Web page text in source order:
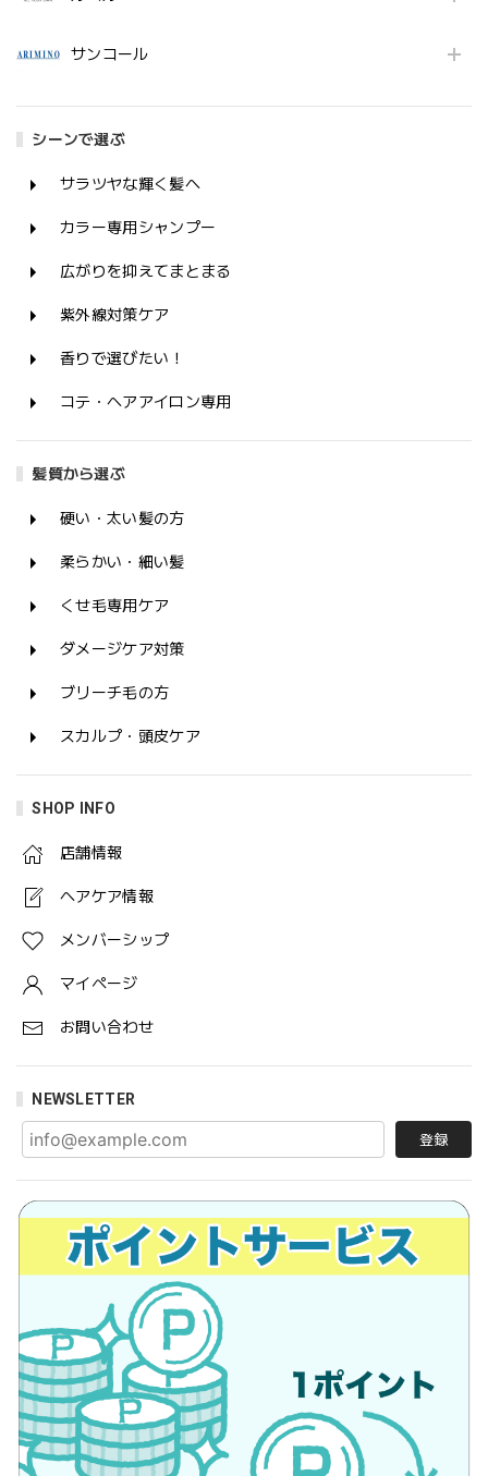
サンコール
シーンで選ぶ
サラツヤな輝く髪へ
カラー専用シャンプー
広がりを抑えてまとまる
紫外線対策ケア
香りで選びたい！
コテ・ヘアアイロン専用
髪質から選ぶ
硬い・太い髪の方
柔らかい・細い髪
くせ毛専用ケア
ダメージケア対策
ブリーチ毛の方
スカルプ・頭皮ケア
SHOP INFO
店舗情報
ヘアケア情報
メンバーシップ
マイページ
お問い合わせ
NEWSLETTER
登録